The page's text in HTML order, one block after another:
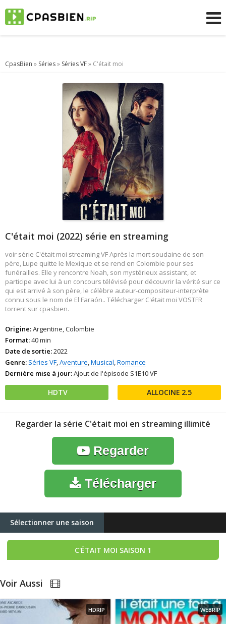
CpasBien » Séries» Séries VF» C'était moi
C'était moi (2022) série en streaming
voir série C'était moi streaming VF Après la mort soudaine de son
père, Lupe quitte le Mexique et se rend en Colombie pour ses
funérailles. Elle y rencontre Noah, son mystérieux assistant, et
participe avec lui à un concours télévisé pour découvrir la vérité sur ce
qui est arrivé à son père, le célèbre auteur-compositeur-interprète
connu sous le nom de El Faraón.. Télécharger C'était moi VOSTFR
torrent sur cpasbien.
Origine:Argentine, Colombie
Format:40 min
Date de sortie:2022
Genre: Séries VF,Aventure,Musical,Romance
Dernière mise à jour:Ajout de l'épisode S1E10 VF
HDTV 2.5
Regarder la série C'était moi en streaming illimité
Regarder
Télécharger
Sélectionner une saison
C'ÉTAIT MOI SAISON 1
Voir Aussi
HDRIP WEBRIP